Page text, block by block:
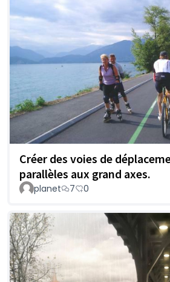
Créer des voies de
parallèles aux grand axes.
planet 7 0